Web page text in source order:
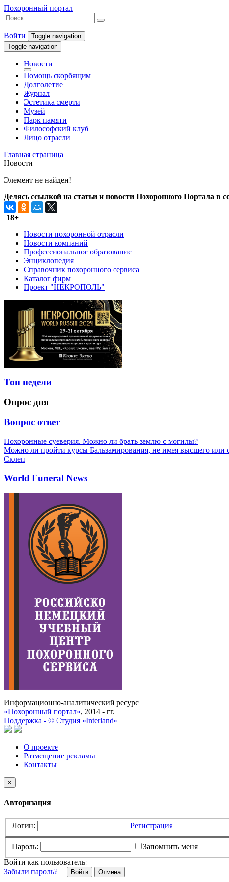
Похоронный портал
Войти
Toggle navigation
Toggle navigation
Новости
Помощь скорбящим
Долголетие
Журнал
Эстетика смерти
Музей
Парк памяти
Философский клуб
Лицо отрасли
Главная страница
Новости
Элемент не найден!
Делясь ссылкой на статьи и новости Похоронного Портала в
18+
Новости похоронной отрасли
Новости компаний
Профессиональное образование
Энциклопедия
Справочник похоронного сервиса
Каталог фирм
Проект "НЕКРОПОЛЬ"
Топ недели
Опрос дня
Вопрос ответ
Похоронные суеверия. Можно ли брать землю с могилы?
Можно ли пройти курсы Бальзамирования, не имея высшего или
Склеп
World Funeral News
Информационно-аналитический ресурс
«Похоронный портал», 2014 - гг.
Поддержка - © Cтудия «Interland»
О проекте
Размещение рекламы
Контакты
×
Авторизация
Логин: Регистрация
Пароль:
Запомнить меня
Войти как пользователь:
Забыли пароль?
Отмена